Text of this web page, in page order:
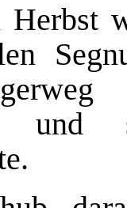
Herbst
und